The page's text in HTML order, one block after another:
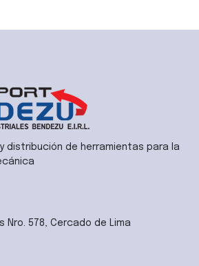
distribución de herramientas para la
Nro. 578, Cercado de Lima